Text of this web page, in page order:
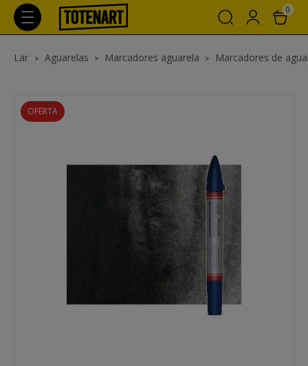
0
Lar Aguarelas Marcadores aguarela Marcadores de
OFERTA